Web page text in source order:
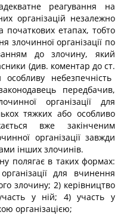
реагування на
орга­нізацій незалежно
початкових етапах, тобто
злочинної організації по
до злочину, який
(див. коментар до ст.
небезпечність
передбачив,
організації для
тяжких або особли­во
вже закінченим
орга­нізації завжди
інших злочинів.
полягає в таких формах:
для вчинення
злочину; 2) керівництво
у ній; 4) участь у
організацією;